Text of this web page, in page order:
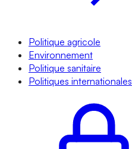
Politique agricole
Environnement
Politique sanitaire
Politiques internationales